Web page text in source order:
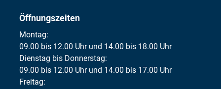
Öffnungszeiten
Montag:
09.00 bis 12.00 Uhr und 14.00 bis 18.00 Uhr
Dienstag bis Donnerstag:
09.00 bis 12.00 Uhr und 14.00 bis 17.00 Uhr
Freitag: